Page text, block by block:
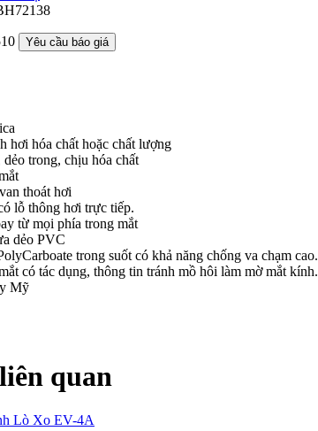
Yêu cầu báo giá
hơi hóa chất hoặc chất lượng
trong, chịu hóa chất
thoát hơi
lỗ thông hơi trực tiếp.
từ mọi phía trong mắt
dẻo PVC
trong suốt có khả năng chống va chạm cao.
có tác dụng, thông tin tránh mồ hôi làm mờ mắt kính.
Mỹ
quan